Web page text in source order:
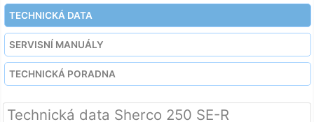
TECHNICKÁ DATA
SERVISNÍ MANUÁLY
TECHNICKÁ PORADNA
Technická data Sherco 250 SE-R